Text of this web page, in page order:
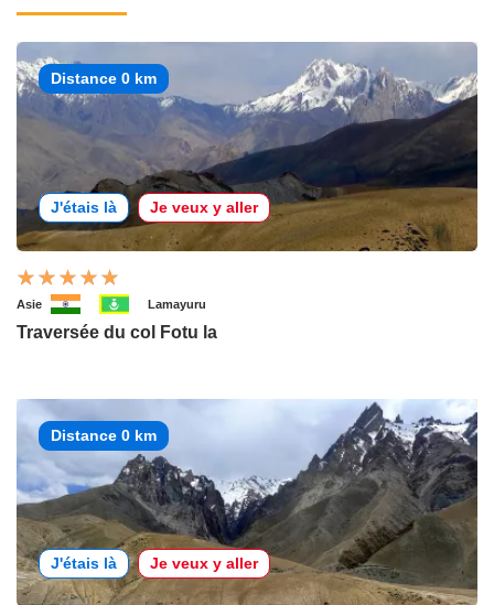
Distance 0 km
J'étais là Je veux y aller
Asie Lamayuru
Traversée du col Fotu la
Distance 0 km
J'étais là Je veux y aller